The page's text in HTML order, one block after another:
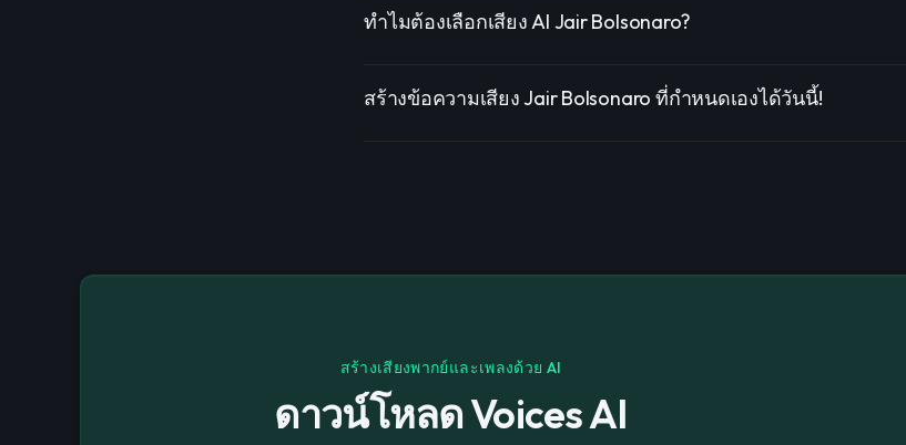
ทำไมต้องเลือกเสียง AI Jair Bolsonaro?
สร้างข้อความเสียง Jair Bolsonaro ที่กำหนดเองได้วันนี้!
สร้างเสียงพากย์และเพลงด้วย AI
ดาวน์โหลด Voices AI